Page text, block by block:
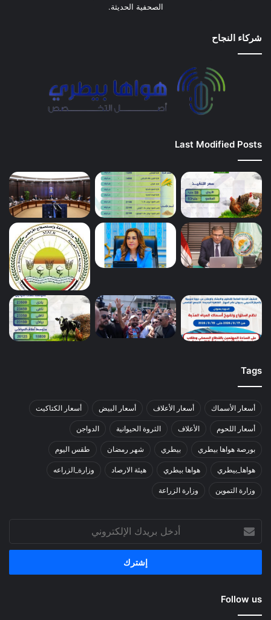
الصحفية الحديثة.
شركاء النجاح
Last Modified Posts
Tags
أسعار الأسماك أسعار الأعلاف أسعار البيض أسعار الكتاكيت
أسعار اللحوم الأعلاف الثروة الحيوانية الدواجن
بورصة هواها بيطري بيطري شهر رمضان طقس اليوم
هواها_بيطري هواها بيطري هيئة الارصاد وزارة_الزراعه
وزارة التموين وزارة الزراعة
بريدك
الإلكتروني
Follow us